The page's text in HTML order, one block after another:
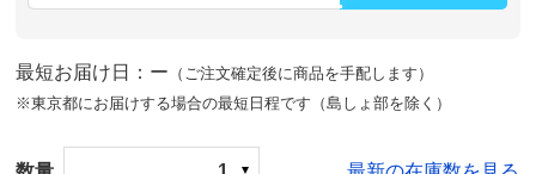
最短お届け日：ー （ご注文確定後に商品を手配します）
※東京都にお届けする場合の最短日程です（島しょ部を除く）